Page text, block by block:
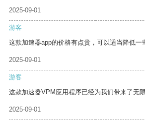
2025-09-01
游客
这款加速器app的价格有点贵，可以适当降低一
2025-09-01
游客
这款加速器VPM应用程序已经为我们带来了无限
2025-09-01